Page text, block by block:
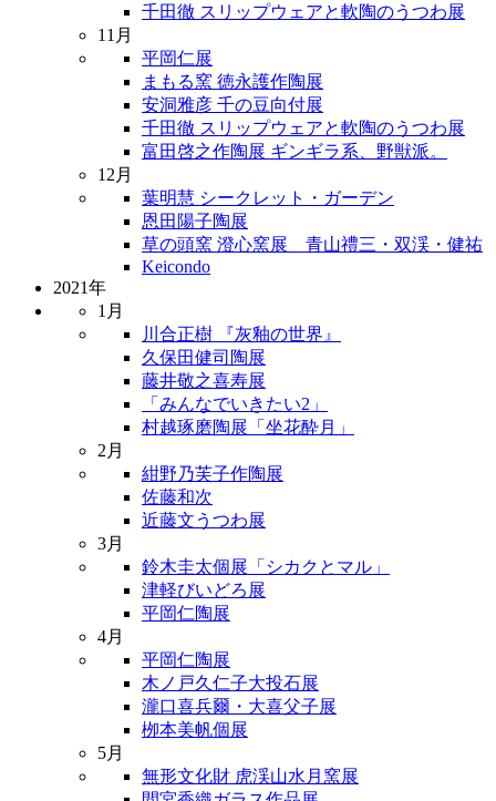
千田徹 スリップウェアと軟陶のうつわ展
11月
平岡仁展
まもる窯 徳永護作陶展
安洞雅彦 千の豆向付展
千田徹 スリップウェアと軟陶のうつわ展
富田啓之作陶展 ギンギラ系、野獣派。
12月
葉明慧 シークレット・ガーデン
恩田陽子陶展
草の頭窯 澄心窯展 青山禮三・双渓・健祐
Keicondo
2021年
1月
川合正樹 『灰釉の世界』
久保田健司陶展
藤井敬之喜寿展
「みんなでいきたい2」
村越琢磨陶展「坐花酔月」
2月
紺野乃芙子作陶展
佐藤和次
近藤文うつわ展
3月
鈴木圭太個展「シカクとマル」
津軽びいどろ展
平岡仁陶展
4月
平岡仁陶展
木ノ戸久仁子大投石展
瀧口喜兵爾・大喜父子展
栁本美帆個展
5月
無形文化財 虎渓山水月窯展